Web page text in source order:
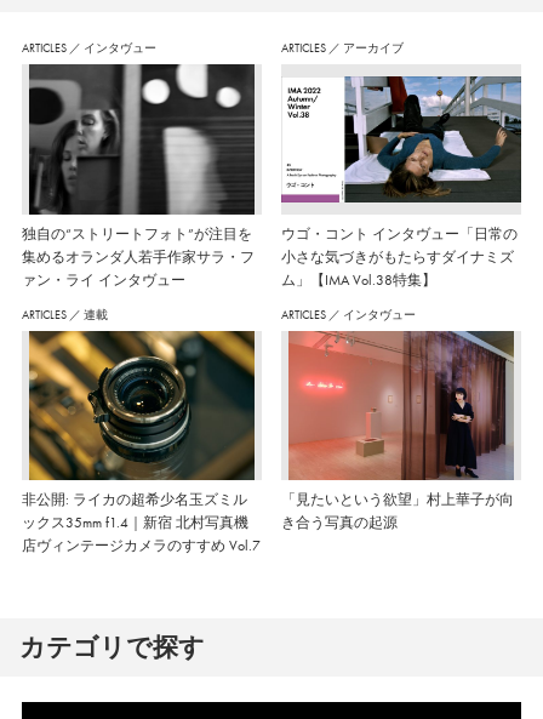
ARTICLES ／ インタヴュー
独自の“ストリートフォト”が注目を
集めるオランダ人若手作家サラ・フ
ァン・ライ インタヴュー
ARTICLES ／ アーカイブ
ウゴ・コント インタヴュー「日常の
小さな気づきがもたらすダイナミズ
ム」【IMA Vol.38特集】
ARTICLES ／ 連載
非公開: ライカの超希少名玉ズミル
ックス35mm f1.4｜新宿 北村写真機
店ヴィンテージカメラのすすめ Vol.7
ARTICLES ／ インタヴュー
「見たいという欲望」村上華子が向
き合う写真の起源
カテゴリで探す